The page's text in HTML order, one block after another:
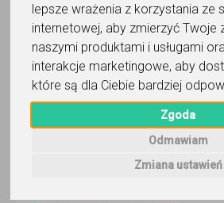
lepsze wrażenia z korzystania ze
internetowej, aby zmierzyć Twoje
naszymi produktami i usługami
interakcje marketingowe, aby
które są dla Ciebie bardziej
Zgoda
Odmawiam
Zmiana ustawień
dr Monika Bączyk
Wyślij wiadomość
Ostatnia aktywność:
ponad 3 miesiące temu